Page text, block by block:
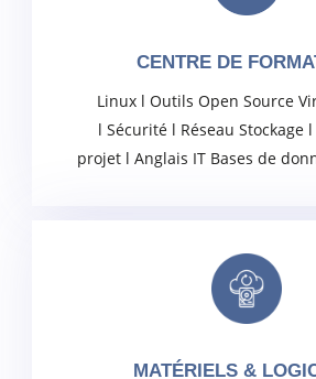
CENTRE DE
Linux l Outils Open Source
l Sécurité l Réseau Stockage l
projet l Anglais IT Bases de
MATÉRIELS &